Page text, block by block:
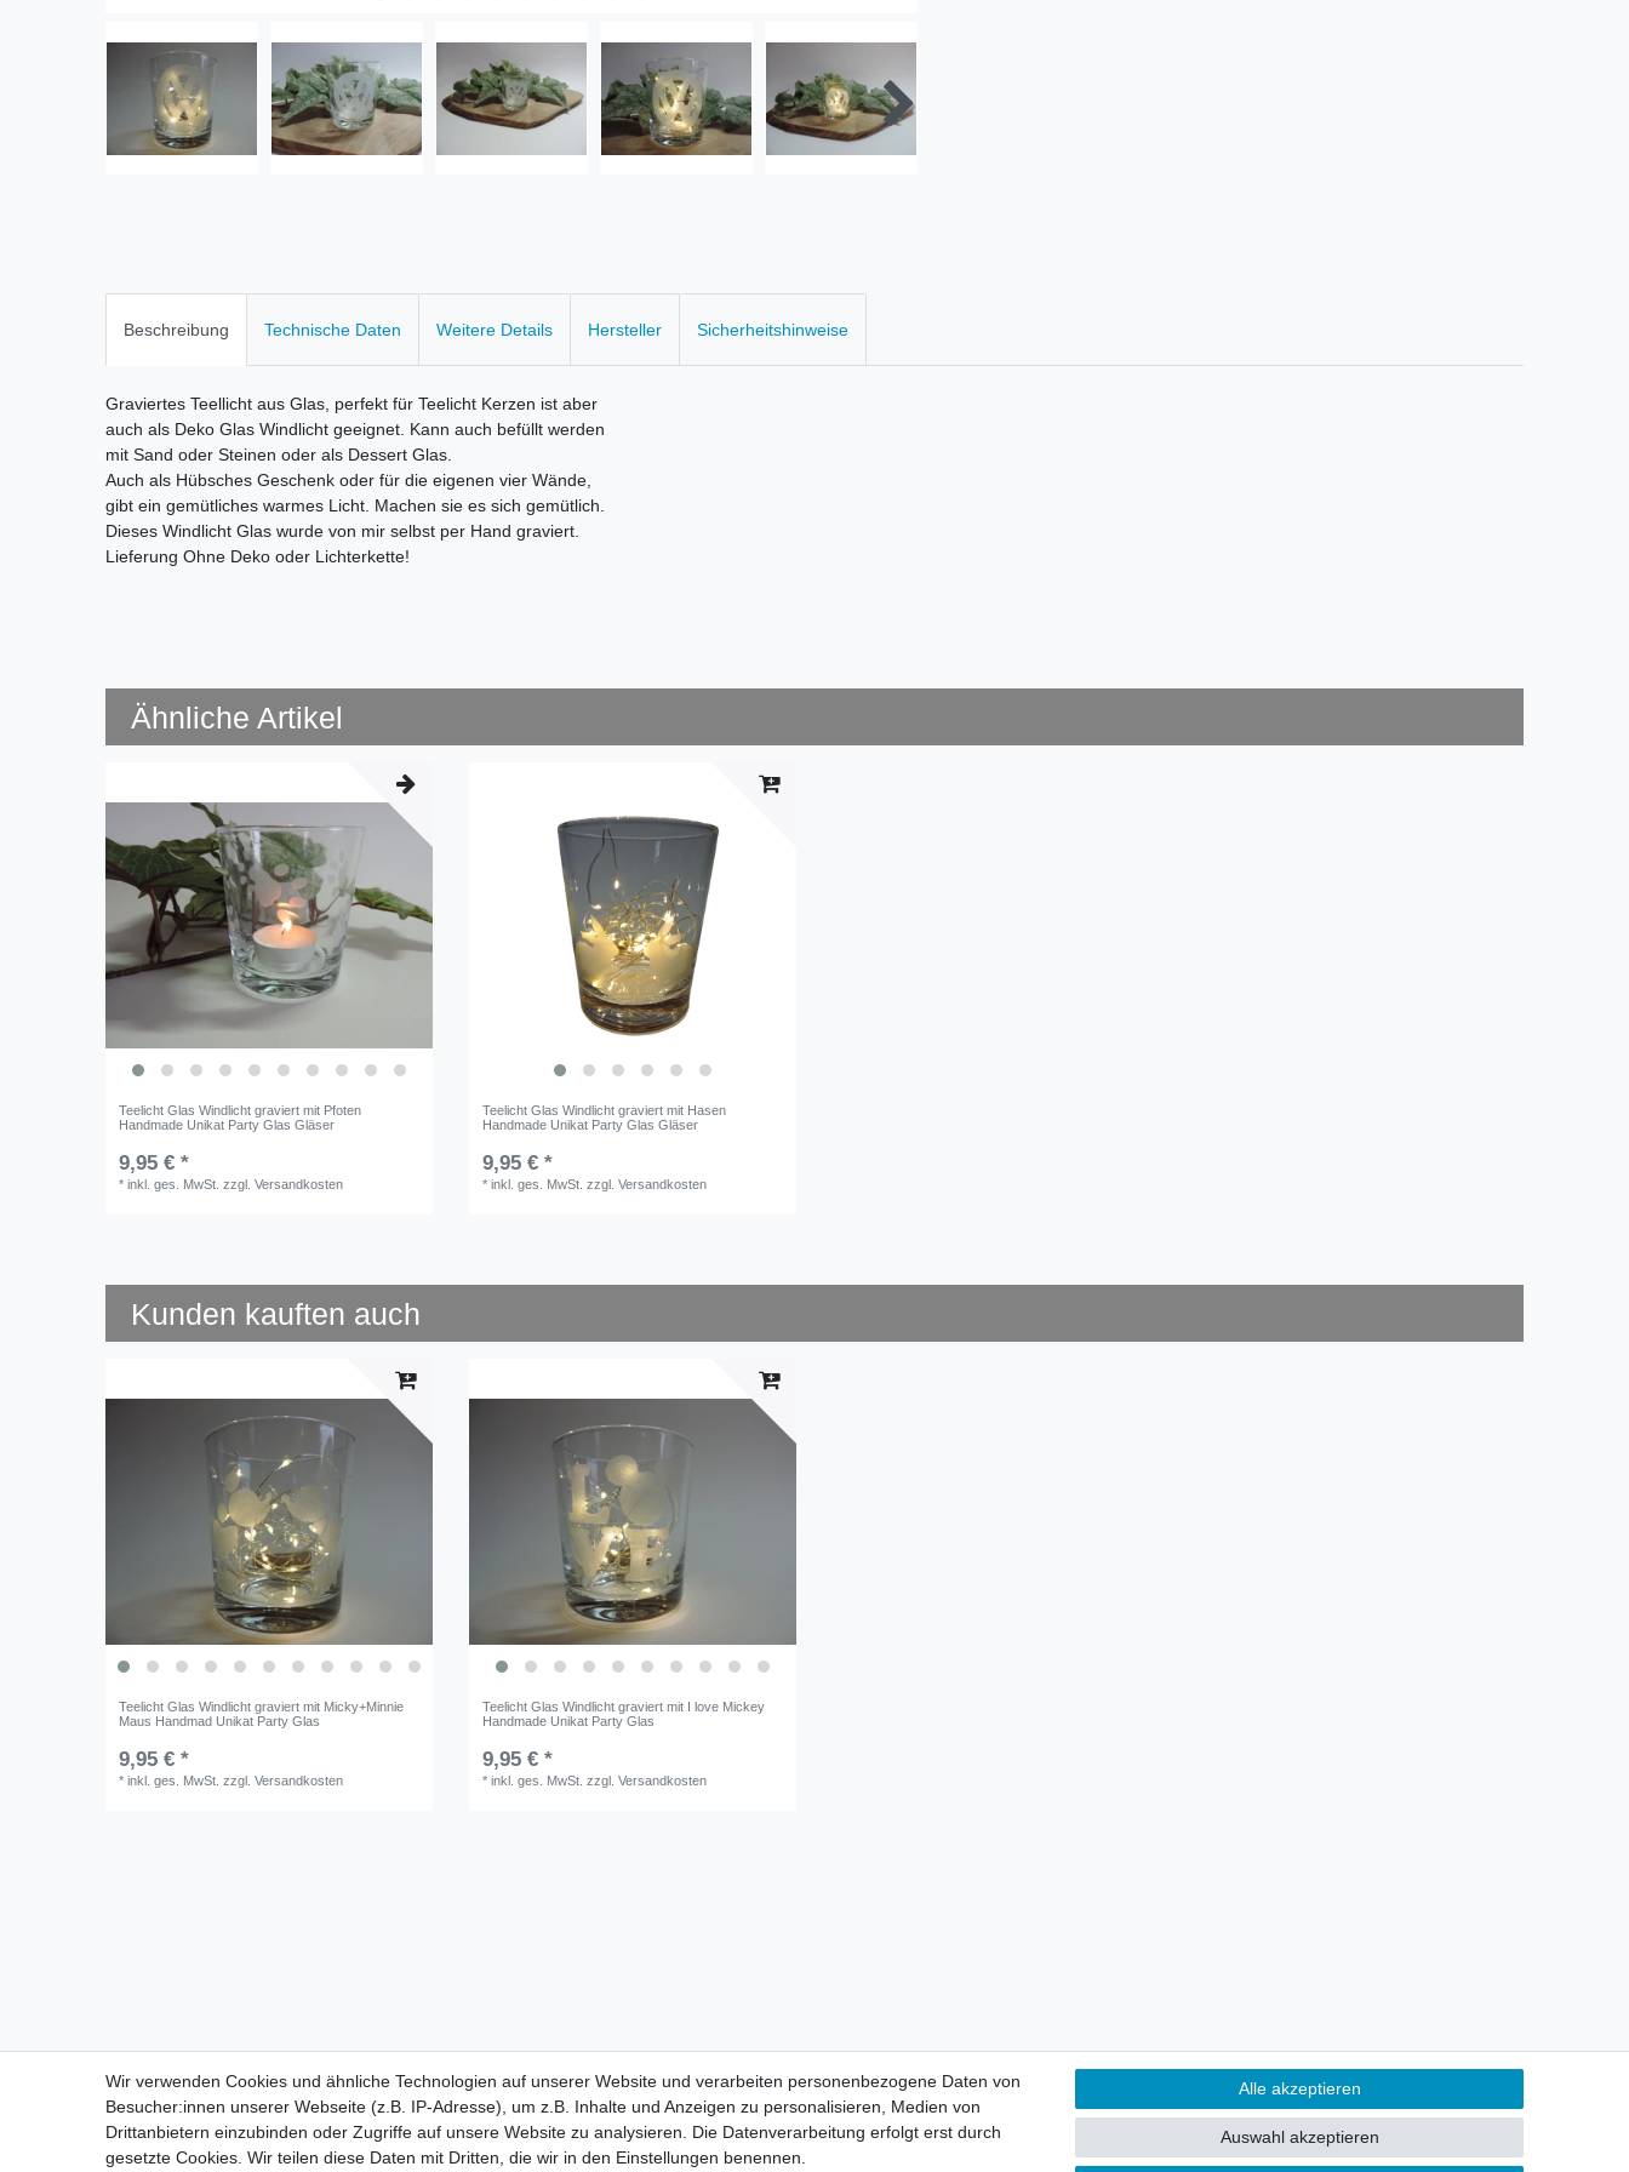
Beschreibung Technische Daten Weitere Details Hersteller Sicherheitshinweise
Graviertes Teellicht aus Glas, perfekt für Teelicht Kerzen ist aber
auch als Deko Glas Windlicht geeignet. Kann auch befüllt werden
mit Sand oder Steinen oder als Dessert Glas.
Auch als Hübsches Geschenk oder für die eigenen vier Wände,
gibt ein gemütliches warmes Licht. Machen sie es sich gemütlich.
Dieses Windlicht Glas wurde von mir selbst per Hand graviert.
Lieferung Ohne Deko oder Lichterkette!
Ähnliche Artikel
Teelicht Glas Windlicht graviert mit Pfoten
Handmade Unikat Party Glas Gläser
9,95 € *
*inkl. ges. MwSt. zzgl.Versandkosten
Teelicht Glas Windlicht graviert mit Hasen
Handmade Unikat Party Glas Gläser
9,95 € *
*inkl. ges. MwSt. zzgl.Versandkosten
Kunden kauften auch
Teelicht Glas Windlicht graviert mit Micky+Minnie
Maus Handmad Unikat Party Glas
9,95 € *
*inkl. ges. MwSt. zzgl.Versandkosten
Teelicht Glas Windlicht graviert mit I love Mickey
Handmade Unikat Party Glas
9,95 € *
*inkl. ges. MwSt. zzgl.Versandkosten
Wir verwenden Cookies und ähnliche Technologien auf unserer Website und verarbeiten personenbezogene Daten von
Besucher:innen unserer Webseite (z.B. IP-Adresse), um z.B. Inhalte und Anzeigen zu personalisieren, Medien von
Drittanbietern einzubinden oder Zugriffe auf unsere Website zu analysieren. Die Datenverarbeitung erfolgt erst durch
gesetzte Cookies. Wir teilen diese Daten mit Dritten, die wir in den Einstellungen benennen.
Alle akzeptieren
Alle ablehnen
Impressum Daten­schutz­erklärung AGB Barrierefreiheitserklärung Widerrufs­recht Kontakt
Wir verwenden Cookies und ähnliche Technologien auf unserer Website und verarbeiten personenbezogene Daten von
Besucher:innen unserer Webseite (z.B. IP-Adresse), um z.B. Inhalte und Anzeigen zu personalisieren, Medien von
Drittanbietern einzubinden oder Zugriffe auf unsere Website zu analysieren. Die Datenverarbeitung erfolgt erst durch
gesetzte Cookies. Wir teilen diese Daten mit Dritten, die wir in den Einstellungen benennen.
Alle akzeptieren
Auswahl akzeptieren